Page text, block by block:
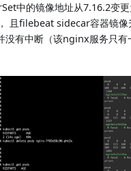
中的镜像地址从7.16.2变
且filebeat sidecar容器镜像
没有中断（该nginx服务只